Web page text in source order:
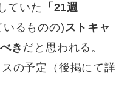
ていた
「21週
いるものの)ストキャ
き だと思われる。
の予定
（後掲にて詳